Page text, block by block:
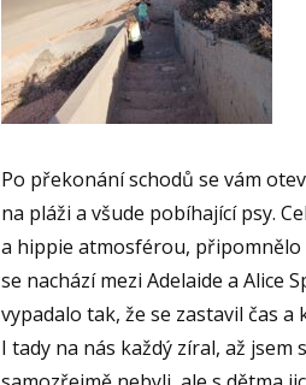
Po překonání schodů se vám
na pláži a všude pobíhající psy.
a hippie atmosférou, připomnělo
se nachází mezi Adelaide a Alice
vypadalo tak, že se zastavil čas
I tady na nás každý zíral, až